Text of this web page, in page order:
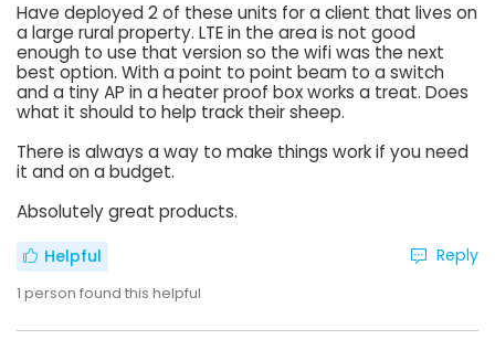
Have deployed 2 of these units for a client that lives on
a large rural property. LTE in the area is not good
enough to use that version so the wifi was the next
best option. With a point to point beam to a switch
and a tiny AP in a heater proof box works a treat. Does
what it should to help track their sheep.
There is always a way to make things work if you need
it and on a budget.
Absolutely great products.
Helpful
1 person found this helpful
Reply